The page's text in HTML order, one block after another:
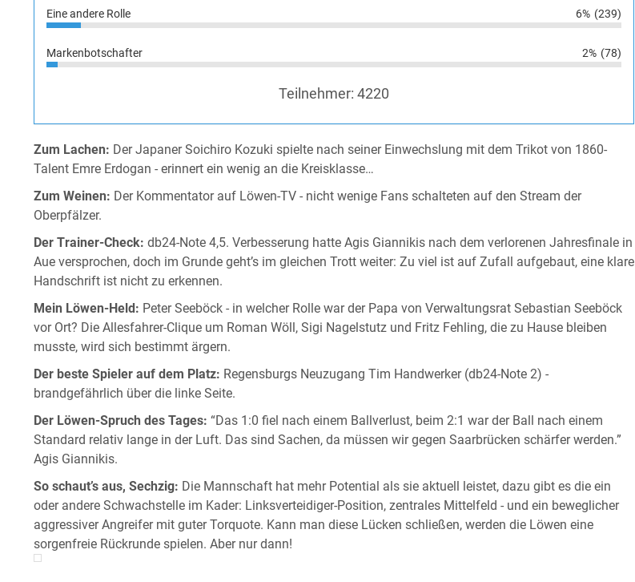
Eine andere Rolle 6% (239)
Markenbotschafter 2% (78)
Teilnehmer: 4220
Zum Lachen: Der Japaner Soichiro Kozuki spielte nach seiner Einwechslung mit dem Trikot von 1860-
Talent Emre Erdogan - erinnert ein wenig an die Kreisklasse…
Zum Weinen: Der Kommentator auf Löwen-TV - nicht wenige Fans schalteten auf den Stream der
Oberpfälzer.
Der Trainer-Check: db24-Note 4,5. Verbesserung hatte Agis Giannikis nach dem verlorenen Jahresfinale in
Aue versprochen, doch im Grunde geht’s im gleichen Trott weiter: Zu viel ist auf Zufall aufgebaut, eine klare
Handschrift ist nicht zu erkennen.
Mein Löwen-Held: Peter Seeböck - in welcher Rolle war der Papa von Verwaltungsrat Sebastian Seeböck
vor Ort? Die Allesfahrer-Clique um Roman Wöll, Sigi Nagelstutz und Fritz Fehling, die zu Hause bleiben
musste, wird sich bestimmt ärgern.
Der beste Spieler auf dem Platz: Regensburgs Neuzugang Tim Handwerker (db24-Note 2) -
brandgefährlich über die linke Seite.
Der Löwen-Spruch des Tages: “Das 1:0 fiel nach einem Ballverlust, beim 2:1 war der Ball nach einem
Standard relativ lange in der Luft. Das sind Sachen, da müssen wir gegen Saarbrücken schärfer werden.”
Agis Giannikis.
So schaut’s aus, Sechzig: Die Mannschaft hat mehr Potential als sie aktuell leistet, dazu gibt es die ein
oder andere Schwachstelle im Kader: Linksverteidiger-Position, zentrales Mittelfeld - und ein beweglicher
aggressiver Angreifer mit guter Torquote. Kann man diese Lücken schließen, werden die Löwen eine
sorgenfreie Rückrunde spielen. Aber nur dann!